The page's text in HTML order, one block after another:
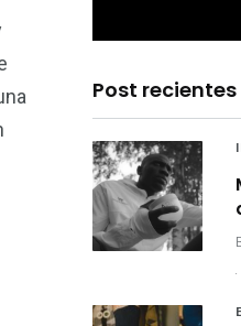
Post recientes
.